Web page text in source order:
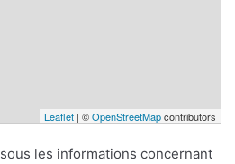
Leaflet | ©OpenStreetMapcontributors
les informations concernant